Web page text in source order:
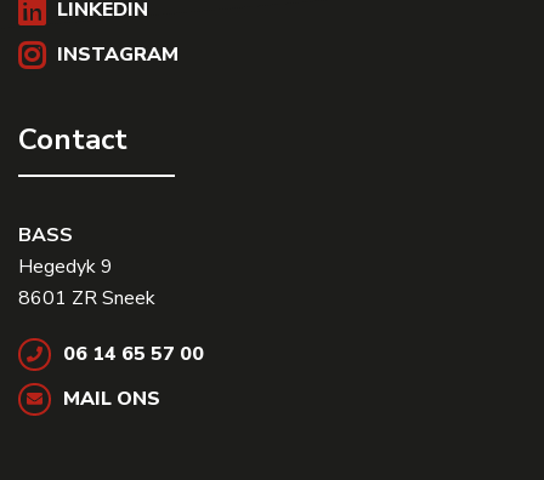
LINKEDIN
INSTAGRAM
Contact
BASS
Hegedyk 9
8601 ZR Sneek
06 14 65 57 00
MAIL ONS